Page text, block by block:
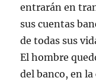
entrarán en
sus cuentas
de todas sus
El hombre
del banco, en